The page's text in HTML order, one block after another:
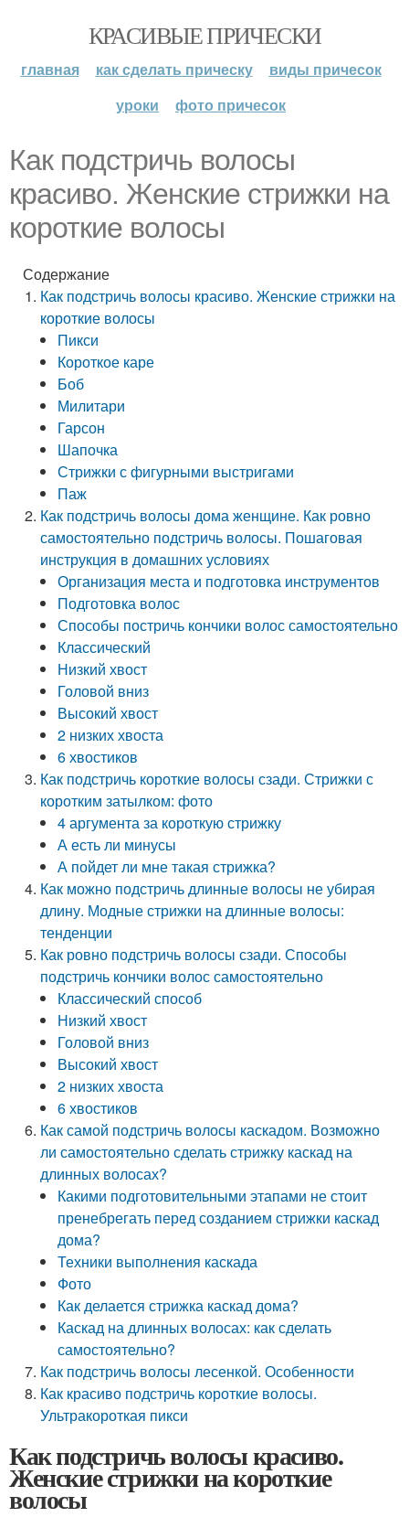
КРАСИВЫЕ ПРИЧЕСКИ
главная как сделать прическу
виды причесок
уроки
фото причесок
Как подстричь волосы
красиво. Женские стрижки на
короткие волосы
Содержание
Как подстричь волосы красиво. Женские стрижки на
короткие волосы
Пикси
Короткое каре
Боб
Милитари
Гарсон
Шапочка
Стрижки с фигурными выстригами
Паж
Как подстричь волосы дома женщине. Как ровно
самостоятельно подстричь волосы. Пошаговая
инструкция в домашних условиях
Организация места и подготовка инструментов
Подготовка волос
Способы постричь кончики волос самостоятельно
Классический
Низкий хвост
Головой вниз
Высокий хвост
2 низких хвоста
6 хвостиков
Как подстричь короткие волосы сзади. Стрижки с
коротким затылком: фото
4 аргумента за короткую стрижку
А есть ли минусы
А пойдет ли мне такая стрижка?
Как можно подстричь длинные волосы не убирая
длину. Модные стрижки на длинные волосы:
тенденции
Как ровно подстричь волосы сзади. Способы
подстричь кончики волос самостоятельно
Классический способ
Низкий хвост
Головой вниз
Высокий хвост
2 низких хвоста
6 хвостиков
Как самой подстричь волосы каскадом. Возможно
ли самостоятельно сделать стрижку каскад на
длинных волосах?
Какими подготовительными этапами не стоит
пренебрегать перед созданием стрижки каскад
дома?
Техники выполнения каскада
Фото
Как делается стрижка каскад дома?
Каскад на длинных волосах: как сделать
самостоятельно?
Как подстричь волосы лесенкой. Особенности
Как красиво подстричь короткие волосы.
Ультракороткая пикси
Как подстричь волосы красиво.
Женские стрижки на короткие
волосы